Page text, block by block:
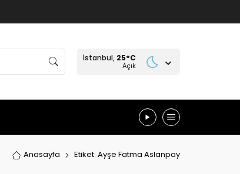
İstanbul, 25°C
Açık
Anasayfa Etiket: Ayşe Fatma Aslanpay